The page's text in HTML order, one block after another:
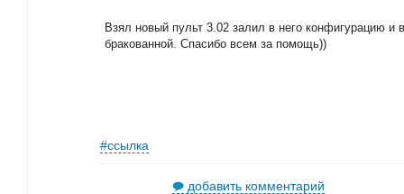
Взял новый пульт 3.02 залил в него конфигурацию и
бракованной. Спасибо всем за помощь))
#ссылка
добавить комментарий